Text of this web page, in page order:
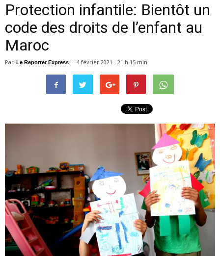
Protection infantile: Bientôt un
code des droits de l’enfant au
Maroc
Par Le Reporter Express - 4 février 2021 - 21 h 15 min